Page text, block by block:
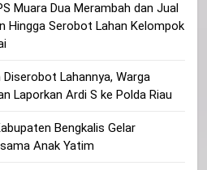
Muara Dua Merambah dan Jual
Hingga Serobot Lahan Kelompok
Lahannya, Warga
Laporkan Ardi S ke Polda Riau
Bengkalis Gelar
Anak Yatim